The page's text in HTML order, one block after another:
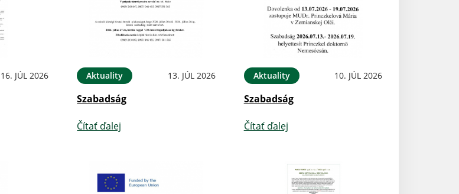
16. JÚL 2026 Aktuality 13. JÚL 2026
Szabadság
Čítať ďalej
Aktuality 10. JÚL 2026
Szabadság
Čítať ďalej